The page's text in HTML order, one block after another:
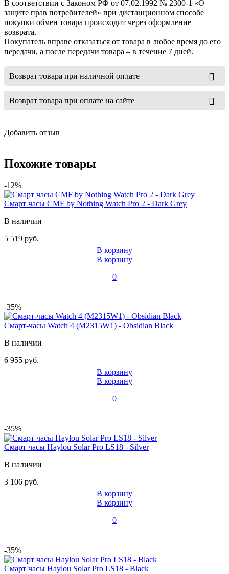
В соответствии с Законом РФ от 07.02.1992 № 2300-1 «О
защите прав потребителей» при дистанционном способе
покупки обмен товара происходит через оформление
возврата.
Покупатель вправе отказаться от товара в любое время до его
передачи, а после передачи товара – в течение 7 дней.
Возврат товара при наличной оплате
Возврат товара при оплате на сайте
Добавить отзыв
Похожие товары
-12%
Смарт часы CMF by Nothing Watch Pro 2 - Dark Grey
В наличии
5 519 руб.
В корзину
В корзину
0
-35%
Смарт-часы Watch 4 (M2315W1) - Obsidian Black
В наличии
6 955 руб.
В корзину
В корзину
0
-35%
Смарт часы Haylou Solar Pro LS18 - Silver
В наличии
3 106 руб.
В корзину
В корзину
0
-35%
Смарт часы Haylou Solar Pro LS18 - Black